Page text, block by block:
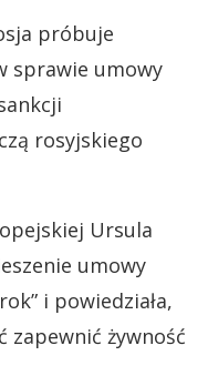
próbuje
sprawie umowy
rosyjskiego
Ursula
umowy
i powiedziała,
zapewnić żywność